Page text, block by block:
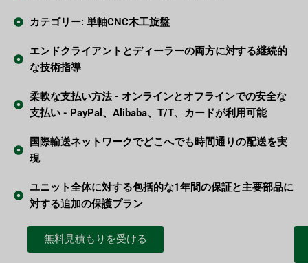
カテゴリー: 単軸CNC木工旋盤
エンドクライアントとディーラーの両方に対する継続的
な技術指導
柔軟な支払い方法 - オンラインとオフラインでの安全な
支払い - PayPal、Alibaba、T/T、カードが利用可能
国際輸送ネットワークでどこへでも時間通りの配送を実
現
ユニット全体に対する包括的な1年間の保証と主要部品に
対する追加の保護プラン
無料見積もりを受ける